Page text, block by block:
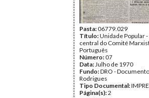
Pasta:06779.029
Título:Unidade Popular
central do Comité
Português
Número:07
Data:Julho de 1970
Fundo:DRO -
Rodrigues
Tipo Documental:
Página(s):2